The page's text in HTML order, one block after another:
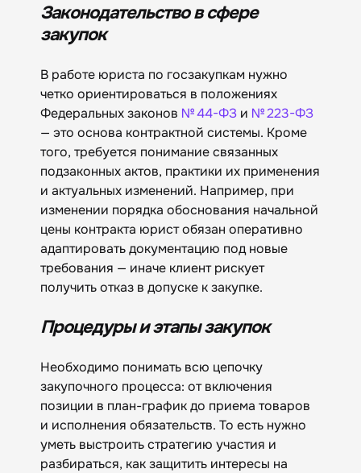
Законодательство в сфере
закупок
В работе юриста по госзакупкам нужно
четко ориентироваться в положениях
Федеральных законов № 44-ФЗ и № 223-ФЗ
— это основа контрактной системы. Кроме
того, требуется понимание связанных
подзаконных актов, практики их применения
и актуальных изменений. Например, при
изменении порядка обоснования начальной
цены контракта юрист обязан оперативно
адаптировать документацию под новые
требования — иначе клиент рискует
получить отказ в допуске к закупке.
Процедуры и этапы закупок
Необходимо понимать всю цепочку
закупочного процесса: от включения
позиции в план-график до приема товаров
и исполнения обязательств. То есть нужно
уметь выстроить стратегию участия и
разбираться, как защитить интересы на